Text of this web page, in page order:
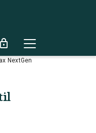
lock
NextGen